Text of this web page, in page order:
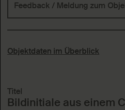
Feedback / Meldung zum
Objektdaten im Überblick
Titel
Bildinitiale aus einem